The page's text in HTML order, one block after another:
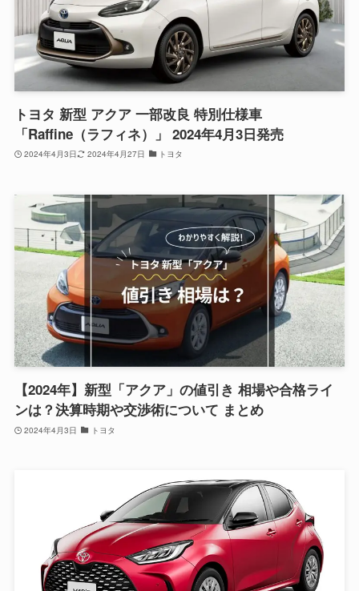
トヨタ 新型 アクア 一部改良 特別仕様車
「Raffine（ラフィネ）」 2024年4月3日発売
2024年4月3日 2024年4月27日 トヨタ
【2024年】新型「アクア」の値引き 相場や合格ライ
ンは？決算時期や交渉術について まとめ
2024年4月3日 トヨタ